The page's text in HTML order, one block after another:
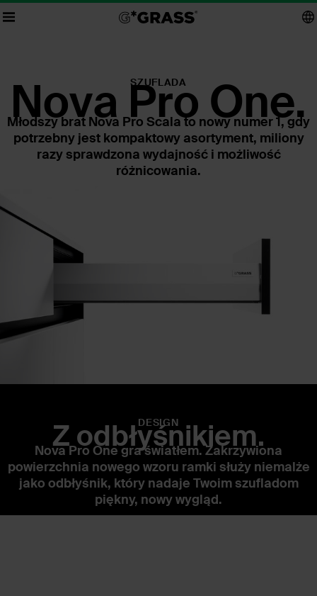
SZUFLADA
Nova Pro One.
Młodszy brat Nova Pro Scala to nowy numer 1, gdy
potrzebny jest kompaktowy asortyment, miliony
razy sprawdzona wydajność i możliwość
różnicowania.
DESIGN
Z odbłyśnikiem.
Nova Pro One gra światłem. Zakrzywiona
powierzchnia nowego wzoru ramki służy niemalże
jako odbłyśnik, który nadaje Twoim szufladom
piękny, nowy wygląd.